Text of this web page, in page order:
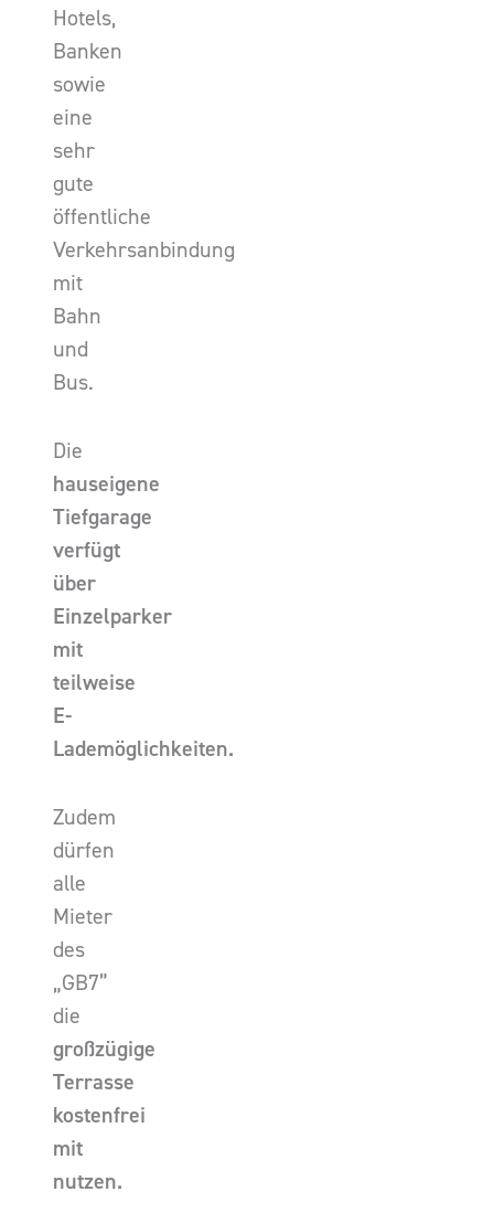
Hotels,
Banken
sowie
eine
sehr
gute
öffentliche
Verkehrsanbindung
mit
Bahn
und
Bus.
Die
hauseigene
Tiefgarage
verfügt
über
Einzelparker
mit
teilweise
E-
Lademöglichkeiten.
Zudem
dürfen
alle
Mieter
des
„GB7”
die
großzügige
Terrasse
kostenfrei
mit
nutzen.